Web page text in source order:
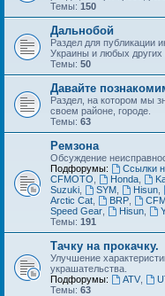
Темы: 150
Дальнобой
Раздел для публикации
Украины и любых других
Темы: 50
Давайте
Раздел, на котором мы
своем районе, городе.
Темы: 63
Ремзона
Обсуждение
Подфорумы:
Ссылки
CFMOTO
Honda,
Suzuki
SYM, Hisun,
Arctic Cat
BRP,
Speed Gear
Hisun,
Темы: 191
Тачку на прокачку.
Улучшение
украшательства.
Подфорумы:
ATV,
Темы: 63